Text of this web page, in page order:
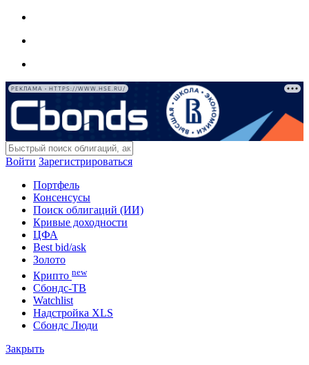
РЕКЛАМА • HTTPS://WWW.HSE.RU/
Войти Зарегистрироваться
Портфель
Консенсусы
Поиск облигаций (ИИ)
Кривые доходности
ЦФА
Best bid/ask
Золото
Крипто new
Сбондс-ТВ
Watchlist
Надстройка XLS
Сбондс Люди
Закрыть